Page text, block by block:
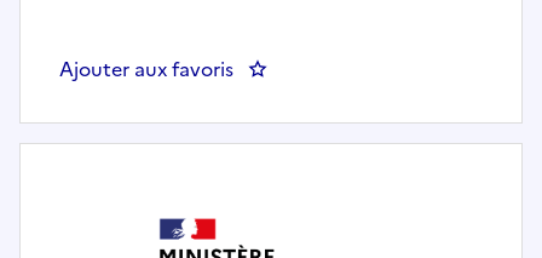
Ajouter aux favoris : Assistant ingénieur en